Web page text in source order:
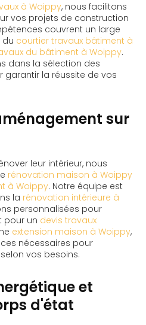
à Woippy, nous facilitons
vos projets de construction
couvrent un large
du courtier travaux bâtiment à
du bâtiment à Woippy.
dans la sélection des
garantir la réussite de vos
sur
leur intérieur, nous
rénovation maison à Woippy
à Woippy. Notre équipe est
la rénovation intérieure à
personnalisées pour
pour un devis travaux
extension maison à Woippy,
nécessaires pour
vos besoins.
et
d'état